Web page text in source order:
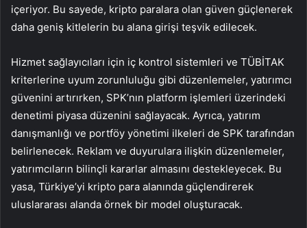
içeriyor. Bu sayede, kripto paralara olan güven güçlenerek
daha geniş kitlelerin bu alana girişi teşvik edilecek.
Hizmet sağlayıcıları için iç kontrol sistemleri ve TÜBİTAK
kriterlerine uyum zorunluluğu gibi düzenlemeler, yatırımcı
güvenini artırırken, SPK’nın platform işlemleri üzerindeki
denetimi piyasa düzenini sağlayacak. Ayrıca, yatırım
danışmanlığı ve portföy yönetimi ilkeleri de SPK tarafından
belirlenecek. Reklam ve duyurulara ilişkin düzenlemeler,
yatırımcıların bilinçli kararlar almasını destekleyecek. Bu
yasa, Türkiye’yi kripto para alanında güçlendirerek
uluslararası alanda örnek bir model oluşturacak.